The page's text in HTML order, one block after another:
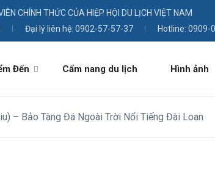
CHÍNH THỨC CỦA HIỆP HỘI DU LỊCH VIỆT NAM
Đại lý liên hệ: 0902-57-57-37 Hotline: 0909-
Đến Cẩm nang du lịch Hình ảnh
– Bảo Tàng Đá Ngoài Trời Nổi Tiếng Đài Loan